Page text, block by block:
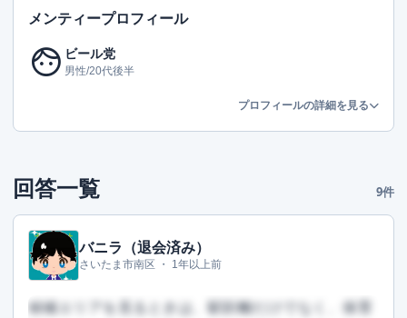
メンティープロフィール
face ビール党
男性/20代後半
プロフィールの詳細を見る
回答一覧 9件
バニラ（退会済み）
さいたま市南区 ・ 1年以上前
候補エリアを見るときは、駅距離だけでなく、保育